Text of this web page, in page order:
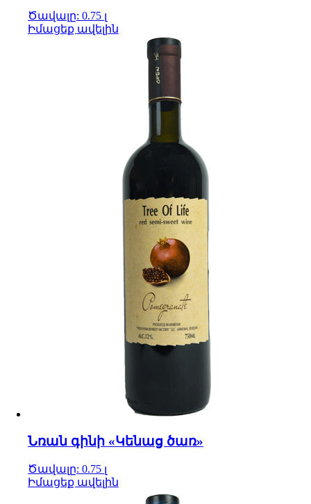
Ծավալը: 0.75 լ
Իմացեք ավելին
Նռան գինի «Կենաց ծառ»
Ծավալը: 0.75 լ
Իմացեք ավելին